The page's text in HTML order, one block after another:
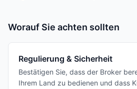
Worauf Sie achten sollten
Regulierung & Sicherheit
Bestätigen Sie, dass der Broker
Ihrem Land zu bedienen und dass